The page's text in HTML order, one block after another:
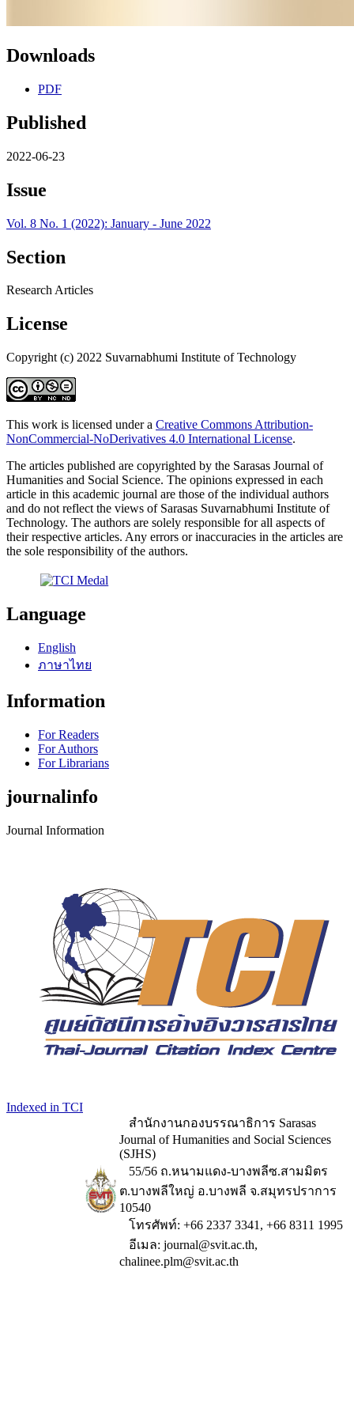
Downloads
PDF
Published
2022-06-23
Issue
Vol. 8 No. 1 (2022): January - June 2022
Section
Research Articles
License
Copyright (c) 2022 Suvarnabhumi Institute of Technology
This work is licensed under a Creative Commons Attribution-
NonCommercial-NoDerivatives 4.0 International License.
The articles published are copyrighted by the Sarasas Journal of
Humanities and Social Science. The opinions expressed in each
article in this academic journal are those of the individual authors
and do not reflect the views of Sarasas Suvarnabhumi Institute of
Technology. The authors are solely responsible for all aspects of
their respective articles. Any errors or inaccuracies in the articles are
the sole responsibility of the authors.
Language
English
ภาษาไทย
Information
For Readers
For Authors
For Librarians
journalinfo
Journal Information
Indexed in TCI
สำนักงานกองบรรณาธิการ Sarasas
Journal of Humanities and Social Sciences
(SJHS)
55/56 ถ.หนามแดง-บางพลีซ.สามมิตร
ต.บางพลีใหญ่ อ.บางพลี จ.สมุทรปราการ
10540
โทรศัพท์: +66 2337 3341, +66 8311 1995
อีเมล: journal@svit.ac.th,
chalinee.plm@svit.ac.th